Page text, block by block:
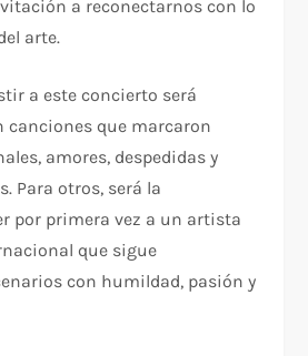
a reconectarnos con lo
arte.
a este concierto será
canciones que marcaron
amores, despedidas y
Para otros, será la
por primera vez a un artista
que sigue
con humildad, pasión y